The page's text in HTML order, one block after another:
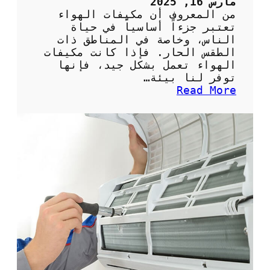
ص
ا
ن
ب
ش
ك
ح
ي
ح
ل
م
ن
ز
من المعروف أن مكيفات الهواء
تعتبر جزءاً أساسياً في حياة
الناس، وخاصة في المناطق ذات
الطقس الحار. فإذا كانت مكيفات
الهواء تعمل بشكل جيد، فإنها
توفر لنا بيئة…
Read More
ه
م
ا
ل
ص
ي
ا
ن
ة
ا
ل